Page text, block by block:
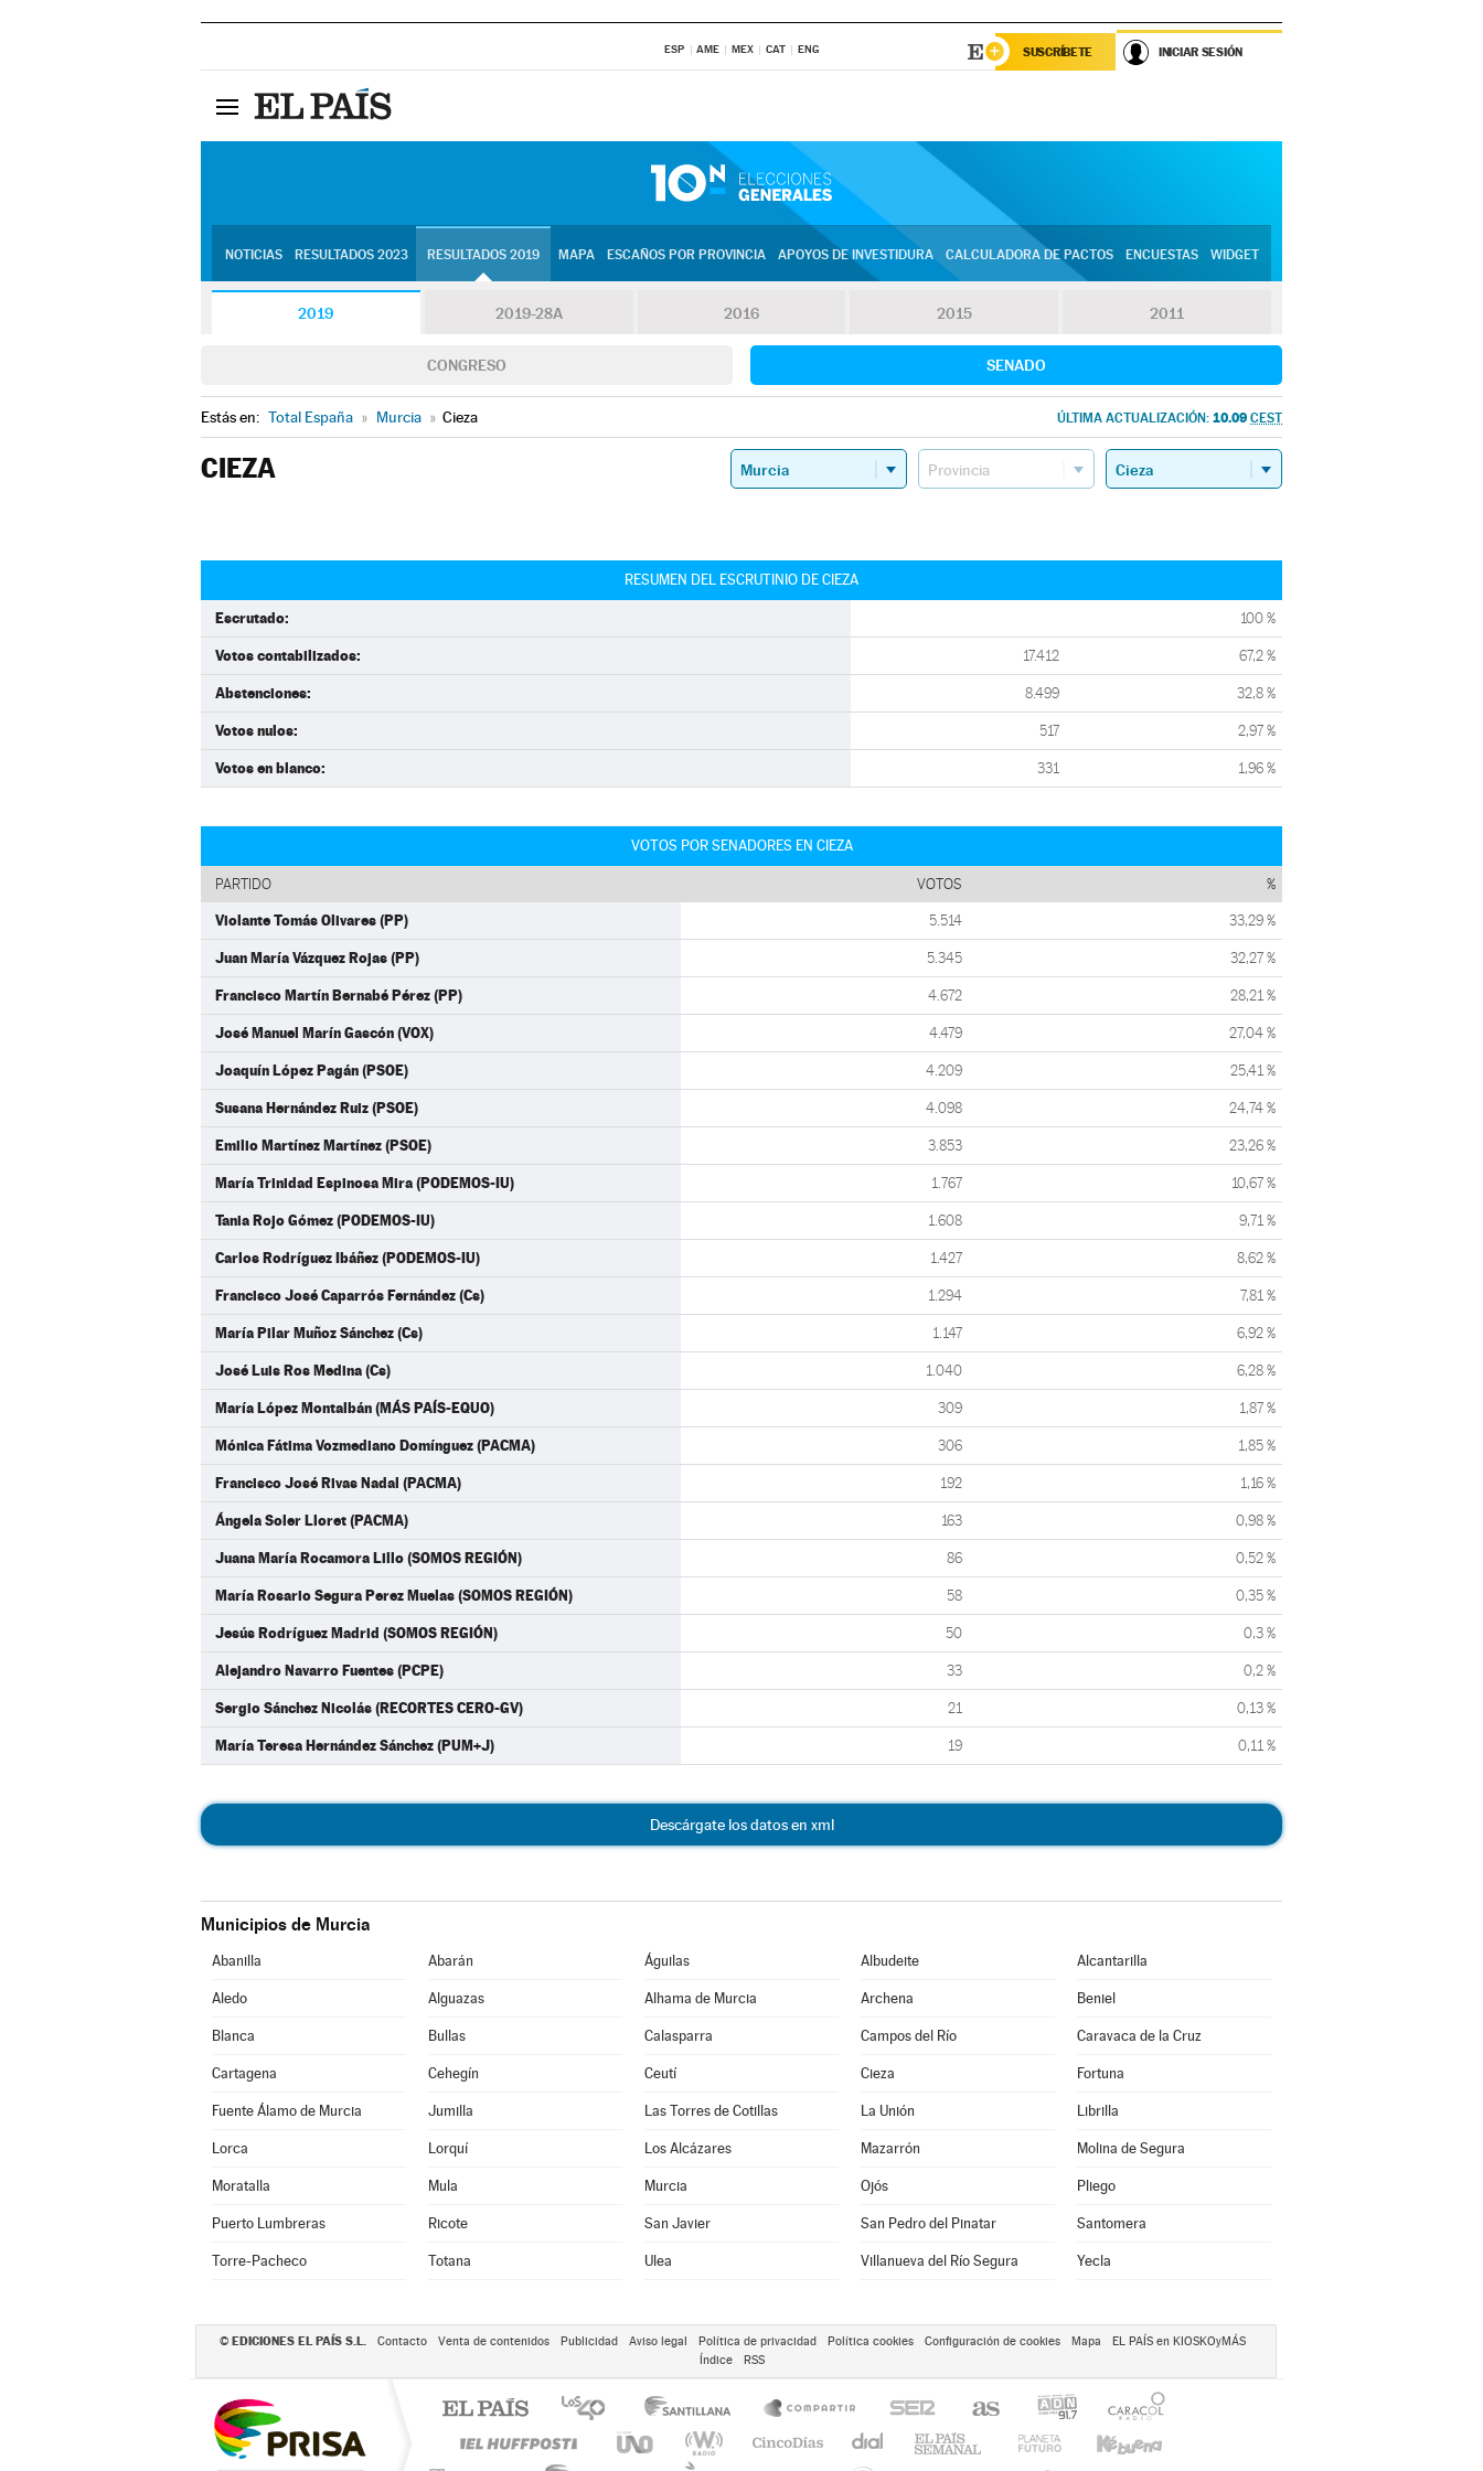
ESP AME MEX CAT ENG SUSCRÍBETE INICIAR SESIÓN
NOTICIAS RESULTADOS 2023 RESULTADOS 2019 MAPA ESCAÑOS POR PROVINCIA APOYOS DE INVESTIDURA CALCULADORA DE PACTOS ENCUESTAS WIDGET
2019 2019-28A 2016 2015 2011
CONGRESO SENADO
Estás en: Total España » Murcia » Cieza ÚLTIMA ACTUALIZACIÓN: 10.09 CEST
CIEZA
RESUMEN DEL ESCRUTINIO DE CIEZA
Escrutado: 100 %
Votos contabilizados: 17.412 67,2 %
Abstenciones: 8.499 32,8 %
Votos nulos: 517 2,97 %
Votos en blanco: 331 1,96 %
VOTOS POR SENADORES EN CIEZA
PARTIDO VOTOS %
Violante Tomás Olivares (PP) 5.514 33,29 %
Juan María Vázquez Rojas (PP) 5.345 32,27 %
Francisco Martín Bernabé Pérez (PP) 4.672 28,21 %
José Manuel Marín Gascón (VOX) 4.479 27,04 %
Joaquín López Pagán (PSOE) 4.209 25,41 %
Susana Hernández Ruiz (PSOE) 4.098 24,74 %
Emilio Martínez Martínez (PSOE) 3.853 23,26 %
María Trinidad Espinosa Mira (PODEMOS-IU) 1.767 10,67 %
Tania Rojo Gómez (PODEMOS-IU) 1.608 9,71 %
Carlos Rodríguez Ibáñez (PODEMOS-IU) 1.427 8,62 %
Francisco José Caparrós Fernández (Cs) 1.294 7,81 %
María Pilar Muñoz Sánchez (Cs) 1.147 6,92 %
José Luis Ros Medina (Cs) 1.040 6,28 %
María López Montalbán (MÁS PAÍS-EQUO) 309 1,87 %
Mónica Fátima Vozmediano Domínguez (PACMA) 306 1,85 %
Francisco José Rivas Nadal (PACMA) 192 1,16 %
Ángela Soler Lloret (PACMA) 163 0,98 %
Juana María Rocamora Lillo (SOMOS REGIÓN) 86 0,52 %
María Rosario Segura Perez Muelas (SOMOS REGIÓN) 58 0,35 %
Jesús Rodríguez Madrid (SOMOS REGIÓN) 50 0,3 %
Alejandro Navarro Fuentes (PCPE) 33 0,2 %
Sergio Sánchez Nicolás (RECORTES CERO-GV) 21 0,13 %
María Teresa Hernández Sánchez (PUM+J) 19 0,11 %
Descárgate los datos en xml
Municipios de Murcia
Abanilla Abarán Águilas Albudeite Alcantarilla
Aledo Alguazas Alhama de Murcia Archena Beniel
Blanca Bullas Calasparra Campos del Río Caravaca de la Cruz
Cartagena Cehegín Ceutí Cieza Fortuna
Fuente Álamo de Murcia Jumilla Las Torres de Cotillas La Unión Librilla
Lorca Lorquí Los Alcázares Mazarrón Molina de Segura
Moratalla Mula Murcia Ojós Pliego
Puerto Lumbreras Ricote San Javier San Pedro del Pinatar Santomera
Torre-Pacheco Totana Ulea Villanueva del Río Segura Yecla
© EDICIONES EL PAÍS S.L. Contacto Venta de contenidos Publicidad Aviso legal Política de privacidad Política cookies Configuración de cookies Mapa
EL PAÍS en KIOSKOyMÁS
Índice
RSS